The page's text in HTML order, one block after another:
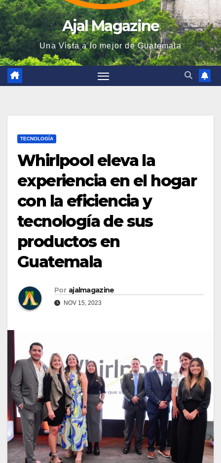
Ajal Magazine
Una Vista a lo mejor de Guatemala
TECNOLOGÍA
Whirlpool eleva la
experiencia en el hogar
con la eficiencia y
tecnología de sus
productos en
Guatemala
Por ajalmagazine
NOV 15, 2023